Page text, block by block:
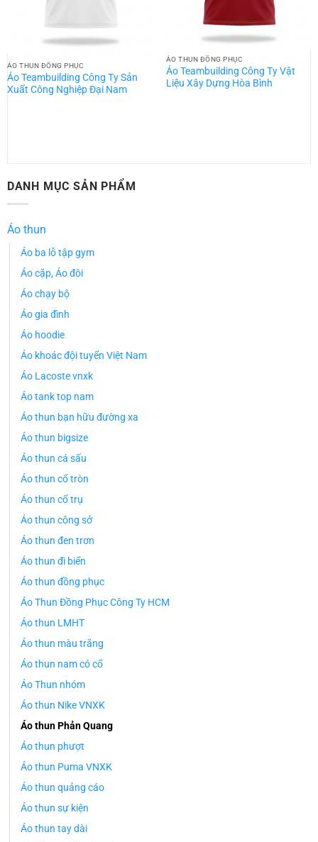
ÁO THUN ĐỒNG PHỤC
Áo Teambuilding Công Ty Sản
Xuất Công Nghiệp Đại Nam
ÁO THUN ĐỒNG PHỤC
Áo Teambuilding Công Ty Vật
Liệu Xây Dựng Hòa Bình
DANH MỤC SẢN PHẨM
Áo thun
Áo ba lỗ tập gym
Áo cặp, Áo đôi
Áo chạy bộ
Áo gia đình
Áo hoodie
Áo khoác đội tuyển Việt Nam
Áo Lacoste vnxk
Áo tank top nam
Áo thun bạn hữu đường xa
Áo thun bigsize
Áo thun cá sấu
Áo thun cổ tròn
Áo thun cổ trụ
Áo thun công sở
Áo thun đen trơn
Áo thun đi biển
Áo thun đồng phục
Áo Thun Đồng Phục Công Ty HCM
Áo thun LMHT
Áo thun màu trắng
Áo thun nam có cổ
Áo Thun nhóm
Áo thun Nike VNXK
Áo thun Phản Quang
Áo thun phượt
Áo thun Puma VNXK
Áo thun quảng cáo
Áo thun sự kiện
Áo thun tay dài